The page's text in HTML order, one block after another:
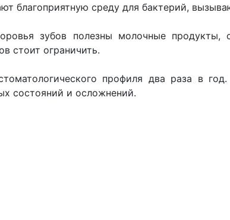
благоприятную среду для бактерий,
зубов полезны молочные продукты,
стоит ограничить.
профиля два раза в
состояний и осложнений.